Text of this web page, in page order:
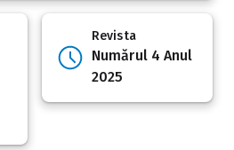
Revista
Numărul 4 Anul
2025